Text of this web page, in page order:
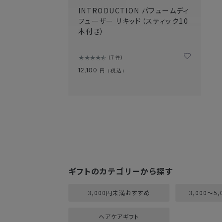
INTRODUCTION パフュームディ
フューザー リキッド（スティック10
本付き）
7件
12,100 円（税込）
ギフトのカテゴリーから探す
3,000円未満おすすめ 3,000～
ヘアケアギフト